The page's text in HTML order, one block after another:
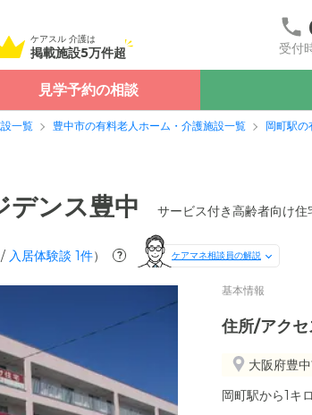
ケアスル 介護は
掲載施設5万件超 受付
見学予約の相談
一覧 豊中市の有料老人ホーム・介護施設一覧 岡町駅の
デンス豊中 サービス付き高齢者向け住
入居体験談 1件） ? ケアマネ相談員の解説
基本情報
住所/アクセ
大阪府豊
岡町駅から1キロ